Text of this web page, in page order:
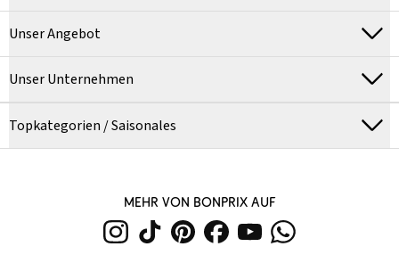
Unser Angebot
Unser Unternehmen
Topkategorien / Saisonales
MEHR VON BONPRIX AUF